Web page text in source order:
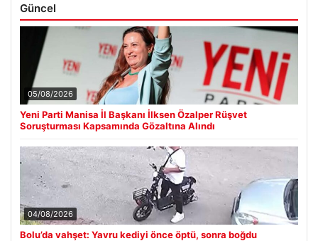
Güncel
05/08/2026
Yeni Parti Manisa İl Başkanı İlksen Özalper Rüşvet
Soruşturması Kapsamında Gözaltına Alındı
04/08/2026
Bolu’da vahşet: Yavru kediyi önce öptü, sonra boğdu